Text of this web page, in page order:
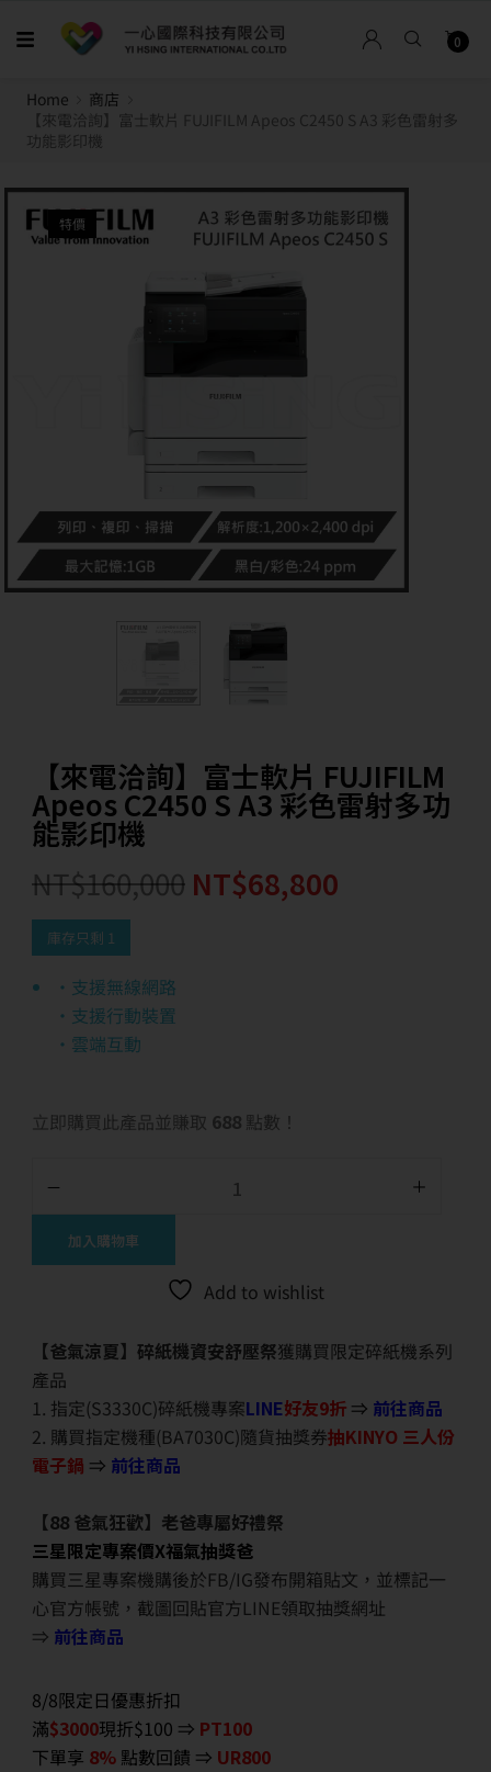
0
Home
商店
【來電洽詢】富士軟片 FUJIFILM Apeos C2450 S A3 彩色雷射多
功能影印機
特價
【來電洽詢】富士軟片 FUJIFILM
Apeos C2450 S A3 彩色雷射多功
能影印機
NT$160,000 NT$68,800
庫存只剩 1
•支援無線網路
•支援行動裝置
•雲端互動
立即購買此產品並賺取 688 點數！
加入購物車
Add to wishlist
【爸氣涼夏】碎紙機資安舒壓祭獲購買限定碎紙機系列
產品
1. 指定(S3330C)碎紙機專案LINE好友9折 ⇒ 前往商品
2. 購買指定機種(BA7030C)隨貨抽獎券抽KINYO 三人份
電子鍋 ⇒ 前往商品
【88 爸氣狂歡】老爸專屬好禮祭
三星限定專案價X福氣抽獎爸
購買三星專案機購後於FB/IG發布開箱貼文，並標記一
心官方帳號，截圖回貼官方LINE領取抽獎網址
⇒ 前往商品
8/8限定日優惠折扣
滿$3000現折$100 ⇒ PT100
下單享 8% 點數回饋 ⇒ UR800